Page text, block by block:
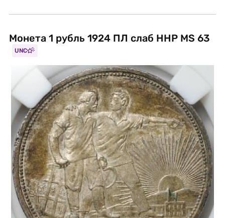
Монета 1 рубль 1924 ПЛ слаб ННР MS 63
UNC